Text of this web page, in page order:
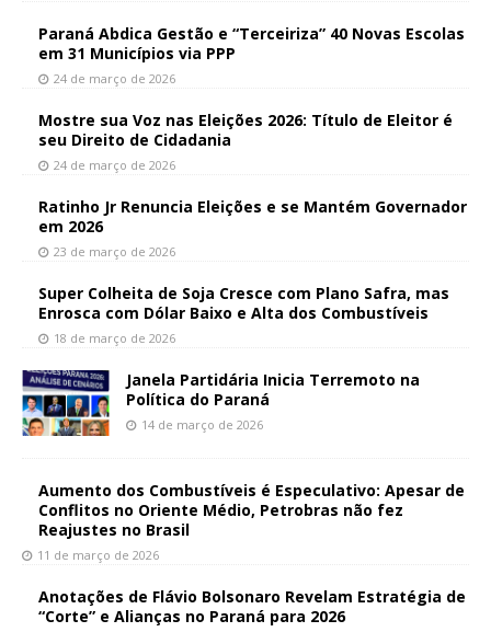
Paraná Abdica Gestão e “Terceiriza” 40 Novas Escolas
em 31 Municípios via PPP
24 de março de 2026
Mostre sua Voz nas Eleições 2026: Título de Eleitor é
seu Direito de Cidadania
24 de março de 2026
Ratinho Jr Renuncia Eleições e se Mantém Governador
em 2026
23 de março de 2026
Super Colheita de Soja Cresce com Plano Safra, mas
Enrosca com Dólar Baixo e Alta dos Combustíveis
18 de março de 2026
Janela Partidária Inicia Terremoto na
Política do Paraná
14 de março de 2026
Aumento dos Combustíveis é Especulativo: Apesar de
Conflitos no Oriente Médio, Petrobras não fez
Reajustes no Brasil
11 de março de 2026
Anotações de Flávio Bolsonaro Revelam Estratégia de
“Corte” e Alianças no Paraná para 2026